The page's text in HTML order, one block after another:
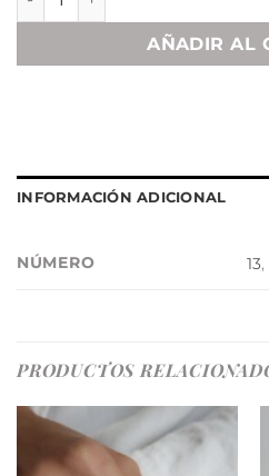
AÑADIR AL
INFORMACIÓN ADICIONAL
NÚMERO 13,
PRODUCTOS